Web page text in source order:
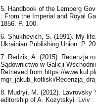
5. Handbook of the Lemberg
: From the Imperial and Royal
1856. P. 100.
6. Shukhevich, S. (1991). My
Ukrainian Publishing Union. P.
7. Redzik, A. (2015). Recenzja
Sądownictwo w Galicji
Retrieved from https://
mgr_jakub_kotliski/
8. Mudryi, M. (2012). Lavrovsky
editorship of A. Kozytskyi. Lviv :